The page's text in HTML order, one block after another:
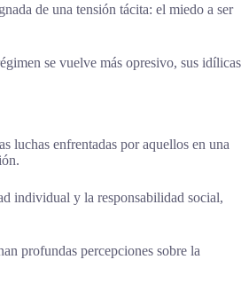
de una tensión tácita: el miedo a ser
se vuelve más opresivo, sus idílicas
luchas enfrentadas por aquellos en una
individual y la responsabilidad social,
profundas percepciones sobre la